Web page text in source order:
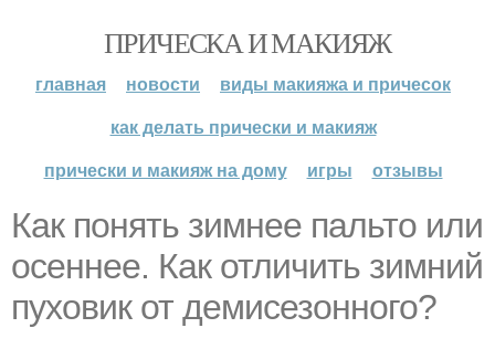
ПРИЧЕСКА И МАКИЯЖ
главная новости
виды макияжа и причесок
как делать прически и макияж
прически и макияж на дому
игры отзывы
Как понять зимнее пальто или
осеннее. Как отличить зимний
пуховик от демисезонного?